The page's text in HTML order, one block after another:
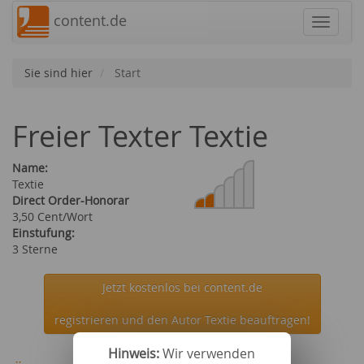
Hinweis:Wir verwenden
content.de
Sie sind hier Start
Freier Texter Textie
Name:
Textie
Direct Order-Honorar
3,50 Cent/Wort
Einstufung:
3 Sterne
Jetzt kostenlos bei content.de
registrieren und den Autor Textie beauftragen!